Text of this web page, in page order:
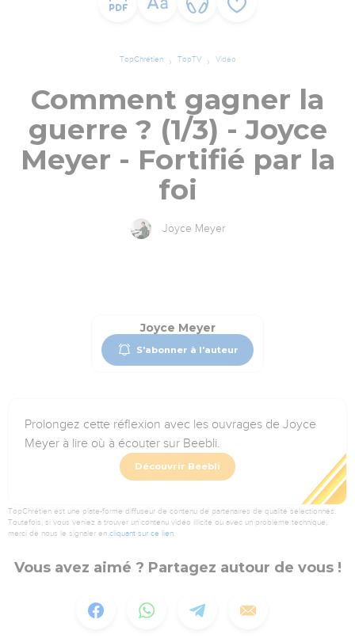
TopChrétien TopTV Vidéo
Comment gagner la
guerre ? (1/3) - Joyce
Meyer - Fortifié par la
foi
Joyce Meyer
Joyce Meyer
S'abonner à l'auteur
Prolongez cette réflexion avec les ouvrages de Joyce
Meyer à lire où à écouter sur Beebli.
Découvrir Beebli
TopChrétien est une plate-forme diffuseur de contenu de partenaires de qualité sélectionnés.
Toutefois, si vous veniez à trouver un contenu vidéo illicite ou avec un problème technique,
merci de nous le signaler en cliquant sur ce lien.
Vous avez aimé ? Partagez autour de vous !